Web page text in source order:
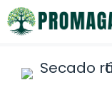
Saltar
al